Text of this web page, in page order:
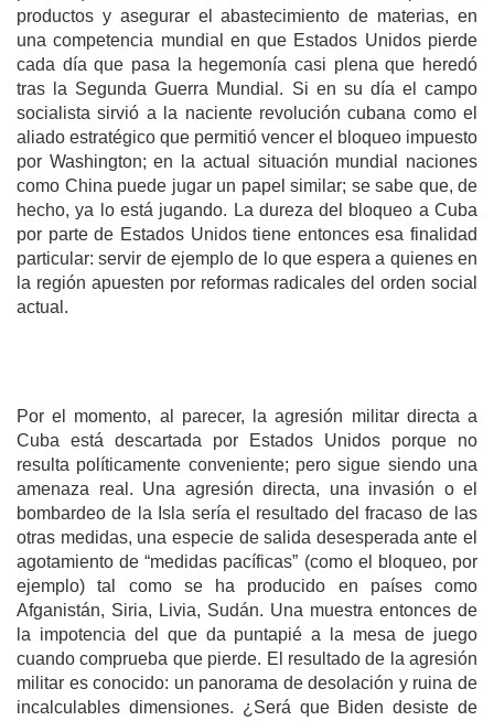
productos y asegurar el abastecimiento de materias, en
una competencia mundial en que Estados Unidos pierde
cada día que pasa la hegemonía casi plena que heredó
tras la Segunda Guerra Mundial. Si en su día el campo
socialista sirvió a la naciente revolución cubana como el
aliado estratégico que permitió vencer el bloqueo impuesto
por Washington; en la actual situación mundial naciones
como China puede jugar un papel similar; se sabe que, de
hecho, ya lo está jugando. La dureza del bloqueo a Cuba
por parte de Estados Unidos tiene entonces esa finalidad
particular: servir de ejemplo de lo que espera a quienes en
la región apuesten por reformas radicales del orden social
actual.
Por el momento, al parecer, la agresión militar directa a
Cuba está descartada por Estados Unidos porque no
resulta políticamente conveniente; pero sigue siendo una
amenaza real. Una agresión directa, una invasión o el
bombardeo de la Isla sería el resultado del fracaso de las
otras medidas, una especie de salida desesperada ante el
agotamiento de “medidas pacíficas” (como el bloqueo, por
ejemplo) tal como se ha producido en países como
Afganistán, Siria, Livia, Sudán. Una muestra entonces de
la impotencia del que da puntapié a la mesa de juego
cuando comprueba que pierde. El resultado de la agresión
militar es conocido: un panorama de desolación y ruina de
incalculables dimensiones. ¿Será que Biden desiste de